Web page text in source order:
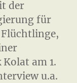
der
für
am 1.
u.a.